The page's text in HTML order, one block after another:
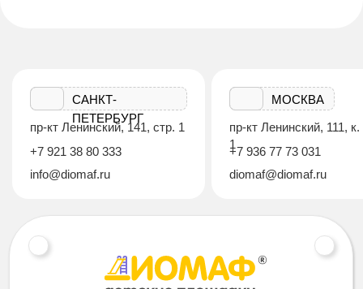
САНКТ-
ПЕТЕРБУРГ
пр-кт Ленинский, 141, стр. 1
+7 921 38 80 333
info@diomaf.ru
МОСКВА
пр-кт Ленинский, 111, к.
1
+7 936 77 73 031
diomaf@diomaf.ru